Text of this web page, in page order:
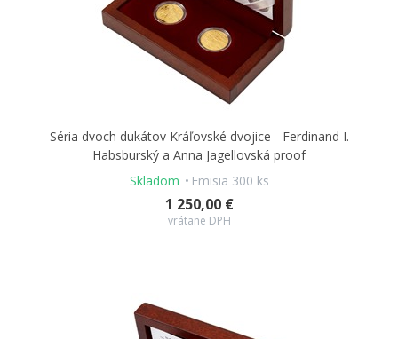
Séria dvoch dukátov Kráľovské dvojice - Ferdinand I.
Habsburský a Anna Jagellovská proof
Skladom
Emisia 300 ks
1 250,00 €
vrátane DPH